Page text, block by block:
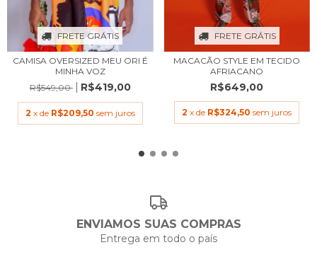
FRETE GRÁTIS
CAMISA OVERSIZED MEU ORI É
MINHA VOZ
R$549,00
R$419,00
2 x de R$209,50 sem juros
FRETE GRÁTIS
MACACÃO STYLE EM TECIDO
AFRIACANO
R$649,00
2 x de R$324,50 sem juros
ENVIAMOS SUAS COMPRAS
Entrega em todo o país